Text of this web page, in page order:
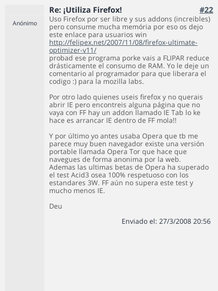
Re: ¡Utiliza Firefox! #22
Anónimo
Uso Firefox por ser libre y sus addons (increibles)
pero consume mucha memória por eso os dejo
este enlace para usuarios win
http://felipex.net/2007/11/08/firefox-ultimate-
optimizer-v11/
probad ese programa porke vais a FLIPAR reduce
drásticamente el consumo de RAM. Yo le deje un
comentario al programador para que liberara el
codigo :) para la mozilla labs.
Por otro lado quienes useis firefox y no querais
abrir IE pero encontreis alguna página que no
vaya con FF hay un addon llamado IE Tab lo ke
hace es arrancar IE dentro de FF mola!!
Y por último yo antes usaba Opera que tb me
parece muy buen navegador existe una versión
portable llamada Opera Tor que hace que
navegues de forma anonima por la web.
Ademas las ultimas betas de Opera ha superado
el test Acid3 osea 100% respetuoso con los
estandares 3W. FF aún no supera este test y
mucho menos IE.
Deu
Enviado el: 27/3/2008 20:56